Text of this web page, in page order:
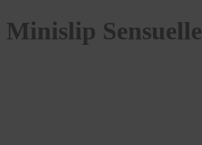
Minislip Sensuelle